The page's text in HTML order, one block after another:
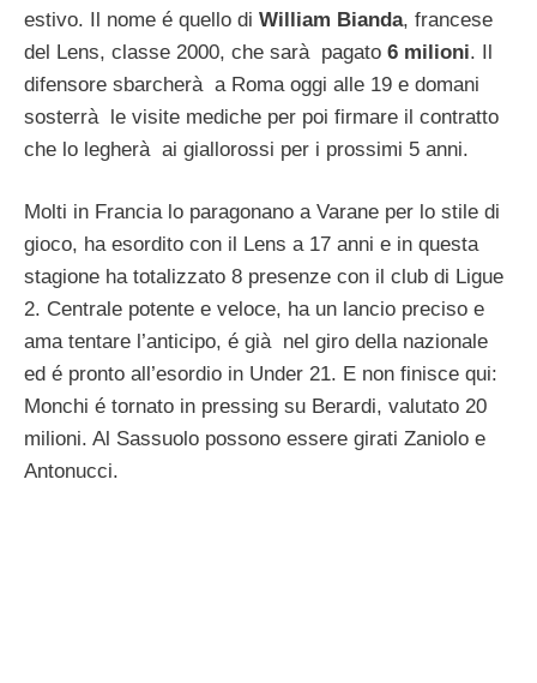
estivo. Il nome é quello di William Bianda, francese
del Lens, classe 2000, che sarà pagato 6 milioni. Il
difensore sbarcherà a Roma oggi alle 19 e domani
sosterrà le visite mediche per poi firmare il contratto
che lo legherà ai giallorossi per i prossimi 5 anni.
Molti in Francia lo paragonano a Varane per lo stile di
gioco, ha esordito con il Lens a 17 anni e in questa
stagione ha totalizzato 8 presenze con il club di Ligue
2. Centrale potente e veloce, ha un lancio preciso e
ama tentare l’anticipo, é già nel giro della nazionale
ed é pronto all’esordio in Under 21. E non finisce qui:
Monchi é tornato in pressing su Berardi, valutato 20
milioni. Al Sassuolo possono essere girati Zaniolo e
Antonucci.